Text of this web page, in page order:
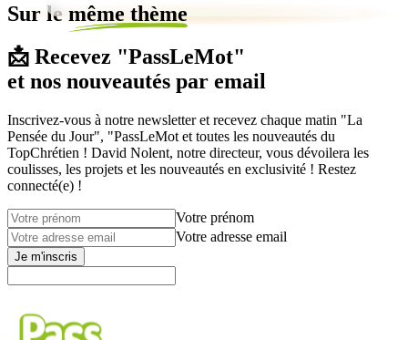
Sur le même thème
📩 Recevez "PassLeMot"
et nos nouveautés par email
Inscrivez-vous à notre newsletter et recevez chaque matin "La
Pensée du Jour", "PassLeMot et toutes les nouveautés du
TopChrétien ! David Nolent, notre directeur, vous dévoilera les
coulisses, les projets et les nouveautés en exclusivité ! Restez
connecté(e) !
Votre prénom
Votre adresse email
Je m'inscris